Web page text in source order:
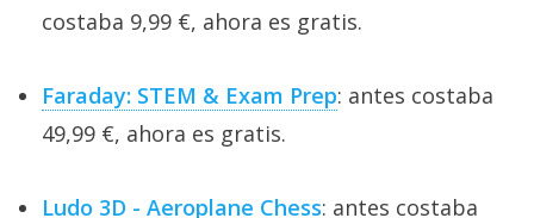
costaba 9,99 €, ahora es gratis.
Faraday: STEM & Exam Prep: antes costaba
49,99 €, ahora es gratis.
Ludo 3D - Aeroplane Chess: antes costaba